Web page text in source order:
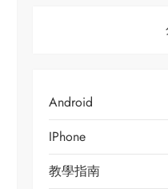
Android
IPhone
教學指南